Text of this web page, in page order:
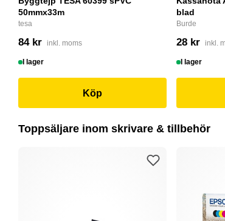
50mmx33m
tesa
84 kr inkl. moms
I lager
Köp
blad
Burde
28 kr inkl.
I lager
Toppsäljare inom skrivare & tillbehör